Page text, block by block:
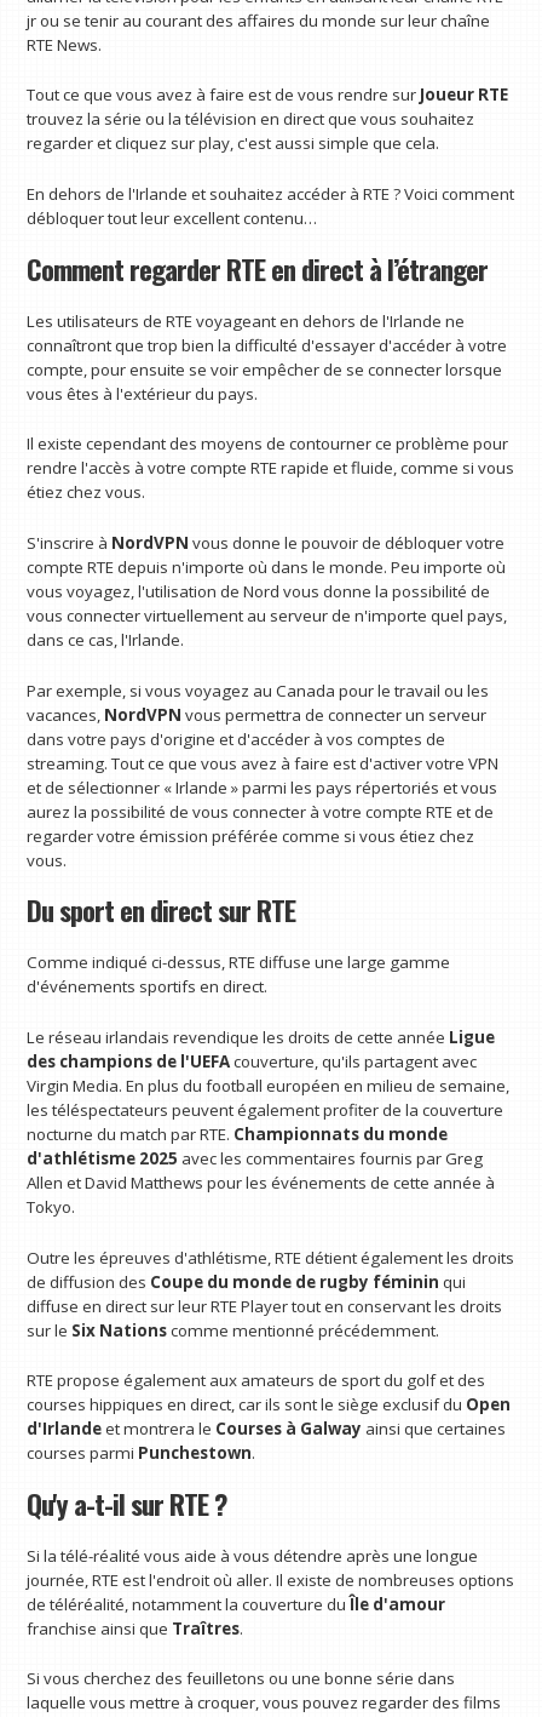
jr ou se tenir au courant des affaires du monde sur leur chaîne
RTE News.
Tout ce que vous avez à faire est de vous rendre sur Joueur RTE
trouvez la série ou la télévision en direct que vous souhaitez
regarder et cliquez sur play, c'est aussi simple que cela.
En dehors de l'Irlande et souhaitez accéder à RTE ? Voici comment
débloquer tout leur excellent contenu…
Comment regarder RTE en direct à l’étranger
Les utilisateurs de RTE voyageant en dehors de l'Irlande ne
connaîtront que trop bien la difficulté d'essayer d'accéder à votre
compte, pour ensuite se voir empêcher de se connecter lorsque
vous êtes à l'extérieur du pays.
Il existe cependant des moyens de contourner ce problème pour
rendre l'accès à votre compte RTE rapide et fluide, comme si vous
étiez chez vous.
S'inscrire à NordVPN vous donne le pouvoir de débloquer votre
compte RTE depuis n'importe où dans le monde. Peu importe où
vous voyagez, l'utilisation de Nord vous donne la possibilité de
vous connecter virtuellement au serveur de n'importe quel pays,
dans ce cas, l'Irlande.
Par exemple, si vous voyagez au Canada pour le travail ou les
vacances, NordVPN vous permettra de connecter un serveur
dans votre pays d'origine et d'accéder à vos comptes de
streaming. Tout ce que vous avez à faire est d'activer votre VPN
et de sélectionner « Irlande » parmi les pays répertoriés et vous
aurez la possibilité de vous connecter à votre compte RTE et de
regarder votre émission préférée comme si vous étiez chez
vous.
Du sport en direct sur RTE
Comme indiqué ci-dessus, RTE diffuse une large gamme
d'événements sportifs en direct.
Le réseau irlandais revendique les droits de cette année Ligue
des champions de l'UEFAcouverture, qu'ils partagent avec
Virgin Media. En plus du football européen en milieu de semaine,
les téléspectateurs peuvent également profiter de la couverture
nocturne du match par RTE. Championnats du monde
d'athlétisme 2025 avec les commentaires fournis par Greg
Allen et David Matthews pour les événements de cette année à
Tokyo.
Outre les épreuves d'athlétisme, RTE détient également les droits
de diffusion des Coupe du monde de rugby féminin qui
diffuse en direct sur leur RTE Player tout en conservant les droits
sur le Six Nationscomme mentionné précédemment.
RTE propose également aux amateurs de sport du golf et des
courses hippiques en direct, car ils sont le siège exclusif du Open
d'Irlandeet montrera le Courses à Galway ainsi que certaines
courses parmi Punchestown.
Qu'y a-t-il sur RTE ?
Si la télé-réalité vous aide à vous détendre après une longue
journée, RTE est l'endroit où aller. Il existe de nombreuses options
de téléréalité, notamment la couverture du Île d'amour
franchise ainsi que Traîtres.
Si vous cherchez des feuilletons ou une bonne série dans
laquelle vous mettre à croquer, vous pouvez regarder des films